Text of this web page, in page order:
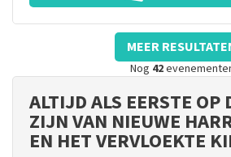
MEER
Nog 42
ALTIJD ALS EERSTE OP
ZIJN VAN NIEUWE
EN HET VERVLOEKTE